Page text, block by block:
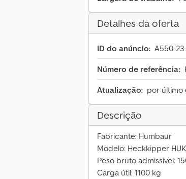
Detalhes da oferta
ID do anúncio: A550-
Número de referência:
Atualização: por último
Descrição
Fabricante: Humbaur
Modelo: Heckkipper HUK
Peso bruto admissível:
Carga útil: 1100 kg